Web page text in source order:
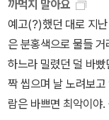
교에 진학했지만 3년
그래도 물러 터진 정
학교 수돗가 그늘에
공을 차다 흙투성이가
달라고 두 팔을 내밀
아했나 보다, 나중에
혜리는 이 사람을 이
태로 흘러가겠구나...
형태의 문답 형식이
듯 중간중간 괄호안의
여전히 공격성은 별
이제 내가 갖고 있는
> 이책은 다른 책들에
데...근데 어디로 갔는
ses of a professor.
ewspaper. - [The
섞인 앨리스의 이상한
혼합현실 (mixed
정재승+진중권의 '크
고라는 말이 절로 나
모르겠지만 도대체
다는 그 설정은 정말
29. 마르잔 사트라피
사춘기로 접어든다.
이란이라는 나라를 벗
까먹지 말아요
예고(?)했던 대로 지
은 분홍색으로 물들
하느라 밀렸던 덜 바
짝 씹으며 날 노려보
람은 바쁘면 최악이야